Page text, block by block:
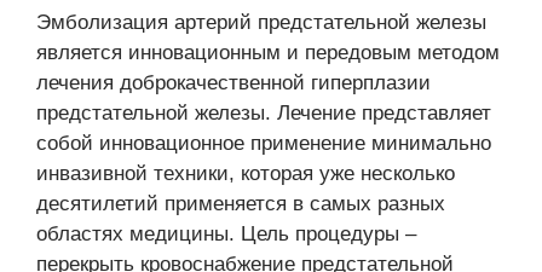
Эмболизация артерий предстательной железы
является инновационным и передовым методом
лечения доброкачественной гиперплазии
предстательной железы. Лечение представляет
собой инновационное применение минимально
инвазивной техники, которая уже несколько
десятилетий применяется в самых разных
областях медицины. Цель процедуры –
перекрыть кровоснабжение предстательной